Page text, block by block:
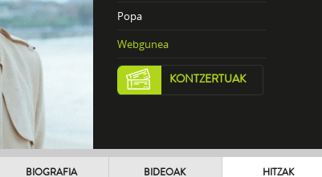
Popa
Webgunea
KONTZERTUAK
BIOGRAFIA BIDEOAK HITZAK